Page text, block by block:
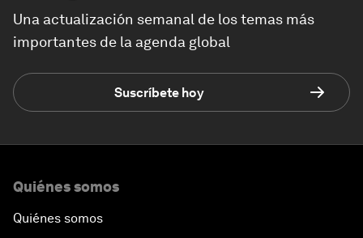
Una actualización semanal de los temas más
importantes de la agenda global
Suscríbete hoy
Quiénes somos
Quiénes somos